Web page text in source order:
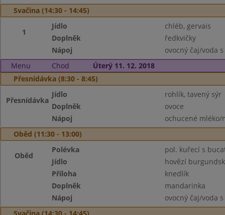
Svačina (14:30 - 14:45)
1
Jídlo
chléb, gervais
Doplněk
ředkvičky
Nápoj
ovocný čaj/voda
Menu
Chod
Úterý 11. 12. 2018
Přesnídávka (8:30 - 8:45)
Přesnídávka
Jídlo
rohlík, tavený sýr
Doplněk
ovoce
Nápoj
ochucené
Oběd (11:30 - 13:00)
Oběd
Polévka
pol. kuřecí s
Jídlo
hovězí
Příloha
knedlík
Doplněk
mandarinka
Nápoj
ovocný čaj/voda